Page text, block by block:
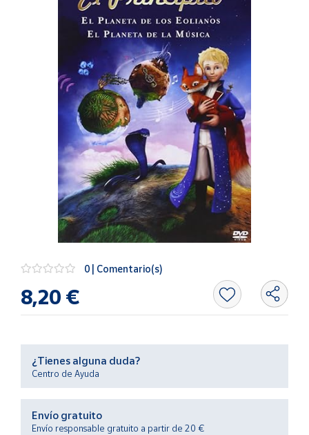
Para Canarias,
Ceuta y Melilla
Nuestros
vendedores
novedades
de Correos
Market
Ayuda
Centro
de ayuda
0 | Comentario(s)
8,20 €
¿Tienes alguna duda?
Centro de Ayuda
Envío gratuito
Envío responsable gratuito a partir de 20 €